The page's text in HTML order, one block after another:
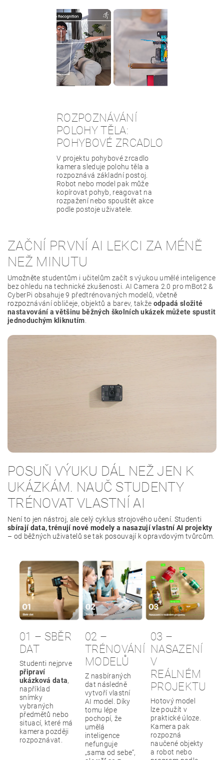
ROZPOZNÁVÁNÍ
POLOHY TĚLA:
POHYBOVÉ ZRCADLO
V projektu pohybové zrcadlo
kamera sleduje polohu těla a
rozpoznává základní postoj.
Robot nebo model pak může
kopírovat pohyb, reagovat na
rozpažení nebo spouštět akce
podle postoje uživatele.
ZAČNÍ PRVNÍ AI LEKCI ZA MÉNĚ
NEŽ MINUTU
Umožněte studentům i učitelům začít s výukou umělé inteligence
bez ohledu na technické zkušenosti. AI Camera 2.0 pro mBot2 &
CyberPi obsahuje 9 předtrénovaných modelů, včetně
rozpoznávání obličeje, objektů a barev, takže odpadá složité
nastavování a většinu běžných školních ukázek můžete spustit
jednoduchým kliknutím.
POSUŇ VÝUKU DÁL NEŽ JEN K
UKÁZKÁM. NAUČ STUDENTY
TRÉNOVAT VLASTNÍ AI
Není to jen nástroj, ale celý cyklus strojového učení. Studenti
sbírají data, trénují nové modely a nasazují vlastní AI projekty
– od běžných uživatelů se tak posouvají k opravdovým tvůrcům.
01 – SBĚR
DAT
Studenti nejprve
připraví
ukázková data,
například
snímky
vybraných
předmětů nebo
situací, které má
kamera později
rozpoznávat.
02 –
TRÉNOVÁNÍ
MODELŮ
Z nasbíraných
dat následně
vytvoří vlastní
AI model. Díky
tomu lépe
pochopí, že
umělá
inteligence
nefunguje
„sama od sebe“,
03 –
NASAZENÍ
V
REÁLNÉM
PROJEKTU
Hotový model
lze použít v
praktické úloze.
Kamera pak
rozpozná
naučené objekty
a robot nebo